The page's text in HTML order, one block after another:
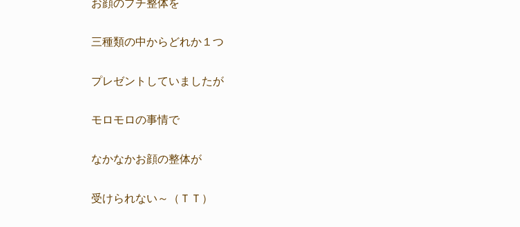
三種類の中からどれか１つ
プレゼントしていましたが
モロモロの事情で
なかなかお顔の整体が
受けられない～（ＴＴ）